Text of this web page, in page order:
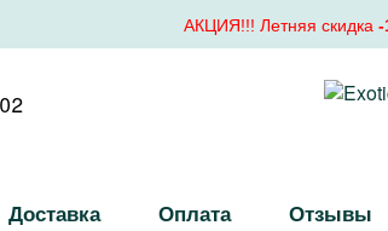
АКЦИЯ!!! Летняя скидка -
Доставка Оплата Отзывы